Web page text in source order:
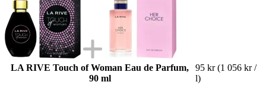
LA RIVE Touch of Woman Eau de Parfum,
90 ml
95 kr (1 056 kr /
l)